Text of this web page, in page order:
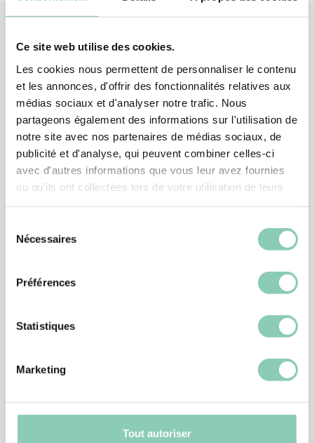
Ce site web utilise des cookies.
Les cookies nous permettent de personnaliser le contenu
et les annonces, d'offrir des fonctionnalités relatives aux
médias sociaux et d'analyser notre trafic. Nous
partageons également des informations sur l'utilisation de
notre site avec nos partenaires de médias sociaux, de
publicité et d'analyse, qui peuvent combiner celles-ci
avec d'autres informations que vous leur avez fournies
ou qu'ils ont collectées lors de votre utilisation de leurs
Nécessaires
Préférences
Statistiques
Marketing
Tout autoriser
Verknüpfte Produkte
HALBSTIEFEL JUDY